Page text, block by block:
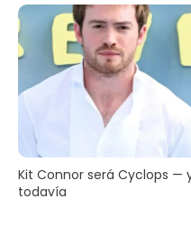
Kit Connor será Cyclops —
todavía